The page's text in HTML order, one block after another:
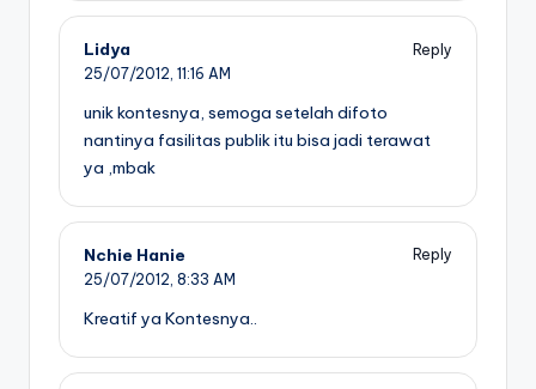
Lidya
Reply
25/07/2012, 11:16 AM
unik kontesnya, semoga setelah difoto
nantinya fasilitas publik itu bisa jadi terawat
ya ,mbak
Nchie Hanie
Reply
25/07/2012, 8:33 AM
Kreatif ya Kontesnya..